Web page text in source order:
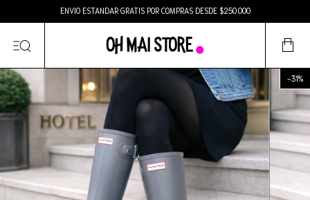
ENVIO ESTANDAR GRATIS POR COMPRAS DESDE $250.000
-31%